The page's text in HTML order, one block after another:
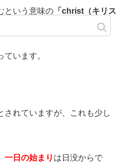
という意味の 「 christ （キリス
います。
されていますが、これも少し
一日の始まり は日没からで